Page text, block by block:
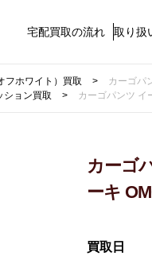
宅配買取の流れ 取り扱
フホワイト）買取
カーゴパ
ション買取 カーゴパンツ イ
カーゴ
ーキ
買取日